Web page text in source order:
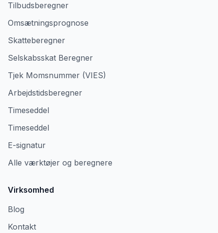
Tilbudsberegner
Omsætningsprognose
Skatteberegner
Selskabsskat Beregner
Tjek Momsnummer (VIES)
Arbejdstidsberegner
Timeseddel
Timeseddel
E-signatur
Alle værktøjer og beregnere
Virksomhed
Blog
Kontakt